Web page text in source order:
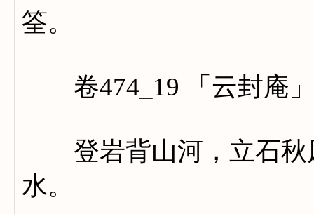
筌。
卷474_19 「云封庵
登岩背山河，立石秋
水。